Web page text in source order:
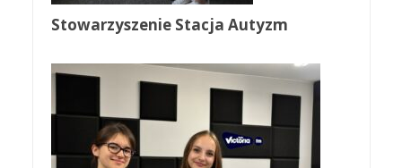
Stowarzyszenie Stacja Autyzm